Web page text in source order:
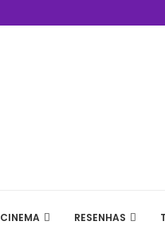
CINEMA RESENHAS